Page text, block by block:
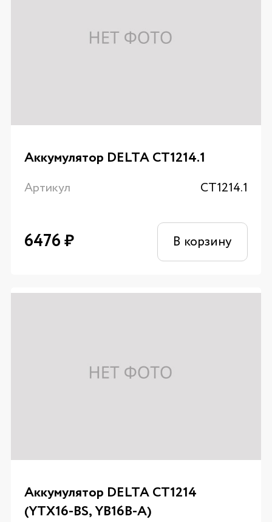
Аккумулятор DELTA CT1214.1
Артикул CT1214.1
6476₽ В корзину
Аккумулятор DELTA CT1214
(YTX16-BS, YB16B-A)